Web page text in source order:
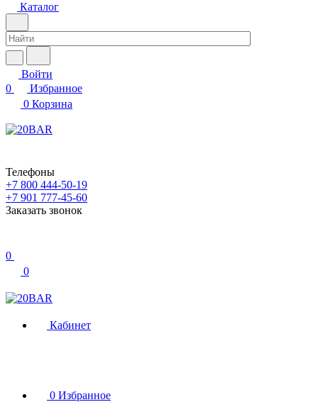
Каталог
Войти
0
Избранное
0 Корзина
Телефоны
+7 800 444-50-19
+7 901 777-45-60
Заказать звонок
0
0
Кабинет
0 Избранное